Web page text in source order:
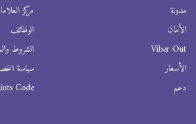
مدونة
الأمان
Viber Out
الأسعار
دعم
مركز
الوظائف
الشروط
سياسة
Code